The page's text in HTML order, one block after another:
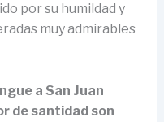
por su humildad y
muy admirables
a San Juan
de santidad son